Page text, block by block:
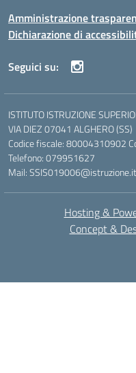
Amministrazione
Dichiarazione di
Seguici su:
ISTITUTO ISTRUZIONE
VIA DIEZ 07041 ALGHERO (SS)
Codice fiscale: 80004310902
Telefono: 079951627
Mail:
Hosting &
Concept &